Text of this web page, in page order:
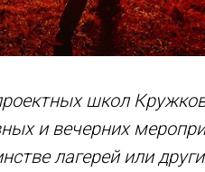
школ
и вечерних
лагерей или